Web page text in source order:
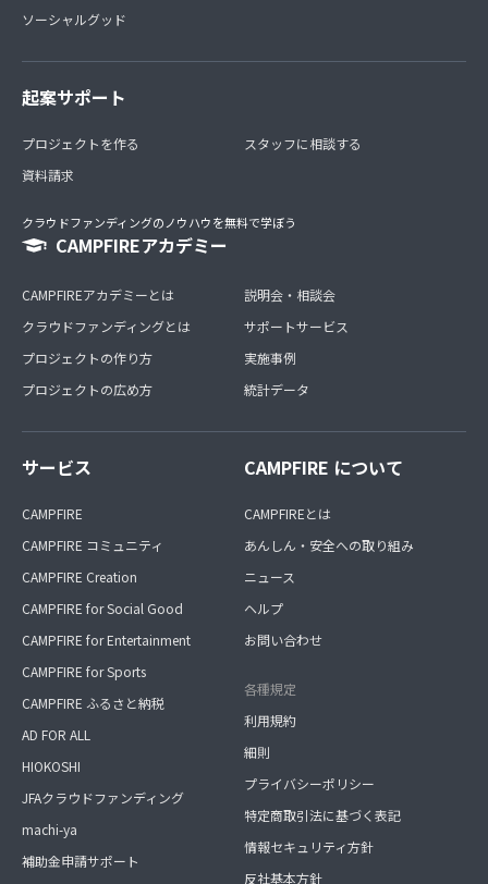
ソーシャルグッド
起案サポート
プロジェクトを作る
資料請求
スタッフに相談する
クラウドファンディングのノウハウを無料で学ぼう
CAMPFIREアカデミー
CAMPFIREアカデミーとは
クラウドファンディングとは
プロジェクトの作り方
プロジェクトの広め方
説明会・相談会
サポートサービス
実施事例
統計データ
サービス
CAMPFIRE
CAMPFIRE コミュニティ
CAMPFIRE Creation
CAMPFIRE for Social Good
CAMPFIRE for Entertainment
CAMPFIRE for Sports
CAMPFIRE ふるさと納税
AD FOR ALL
HIOKOSHI
JFAクラウドファンディング
machi-ya
補助金申請サポート
CAMPFIRE について
CAMPFIREとは
あんしん・安全への取り組み
ニュース
ヘルプ
お問い合わせ
各種規定
利用規約
細則
プライバシーポリシー
特定商取引法に基づく表記
情報セキュリティ方針
反社基本方針